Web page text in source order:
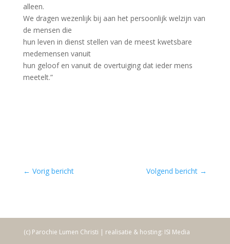
alleen.
We dragen wezenlijk bij aan het persoonlijk welzijn van
de mensen die
hun leven in dienst stellen van de meest kwetsbare
medemensen vanuit
hun geloof en vanuit de overtuiging dat ieder mens
meetelt.”
← Vorig bericht Volgend bericht →
(c) Parochie Lumen Christi | realisatie & hosting: ISI Media